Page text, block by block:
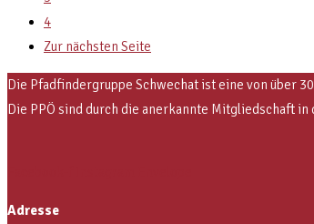
4
Zur nächsten Seite
Die Pfadfindergruppe Schwechat ist eine von über
Die PPÖ sinddurch die anerkannte Mitgliedschaft in
Adresse